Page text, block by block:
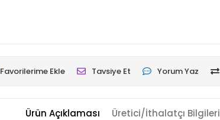
Favorilerime Ekle Tavsiye Et Yorum Yaz
Ürün Açıklaması Üretici/İthalatçı Bilgileri